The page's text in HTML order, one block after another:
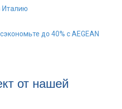
Италию
до 40% с AEGEAN
от нашей